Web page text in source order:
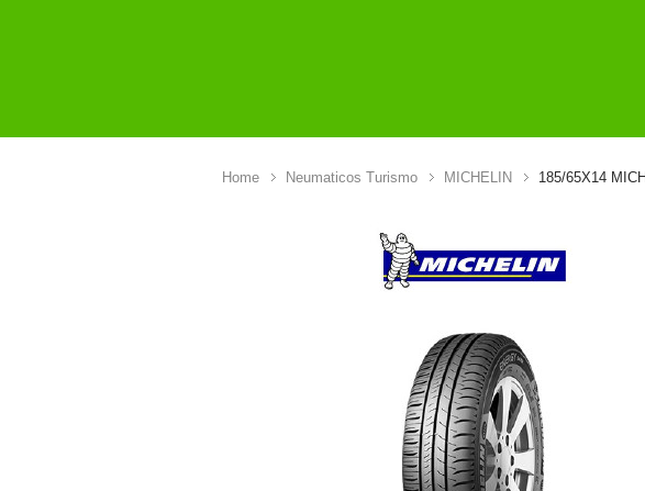
Home Neumaticos Turismo MICHELIN 185/65X14